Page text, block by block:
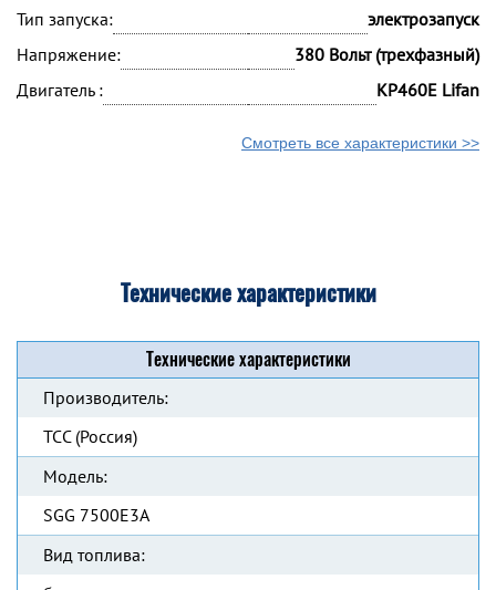
Тип запуска:
электрозапуск
Напряжение:
380 Вольт (трехфазный)
Двигатель :
KP460E Lifan
Смотреть все характеристики >>
Технические характеристики
Технические характеристики
Производитель:
ТСС (Россия)
Модель:
SGG 7500Е3A
Вид топлива: